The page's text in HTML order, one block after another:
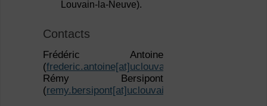
Louvain-la-Neuve).
Contacts
Frédéric Antoine
(frederic.antoine[at]uclouvain.be
Rémy Bersipont
(remy.bersipont[at]uclouvain.be